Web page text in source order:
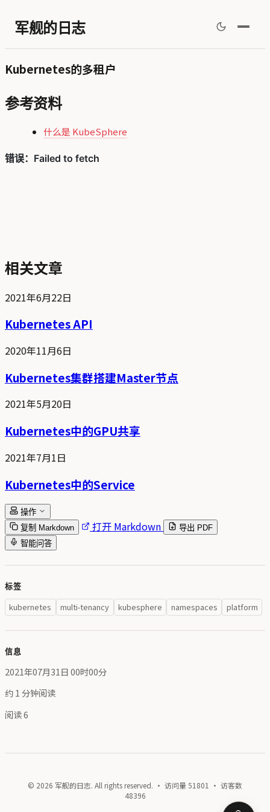
军舰的日志
Kubernetes的多租户
参考资料
什么是 KubeSphere
相关文章
2021年6月22日
Kubernetes API
2020年11月6日
Kubernetes集群搭建Master节点
2021年5月20日
Kubernetes中的GPU共享
2021年7月1日
Kubernetes中的Service
操作
复制 Markdown
打开 Markdown
导出 PDF
智能问答
标签
kubernetes multi-tenancy kubesphere namespaces platform
信息
2021年07月31日 00时00分
约 1 分钟阅读
阅读6
© 2026 军舰的日志. All rights reserved. · 访问量51801 · 访客数
48396